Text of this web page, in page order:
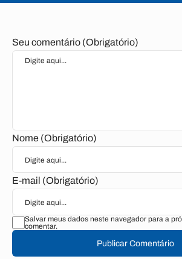
Seu comentário (Obrigatório)
Nome (Obrigatório)
E-mail (Obrigatório)
Salvar meus dados neste navegador para a
comentar.
Publicar Comentário